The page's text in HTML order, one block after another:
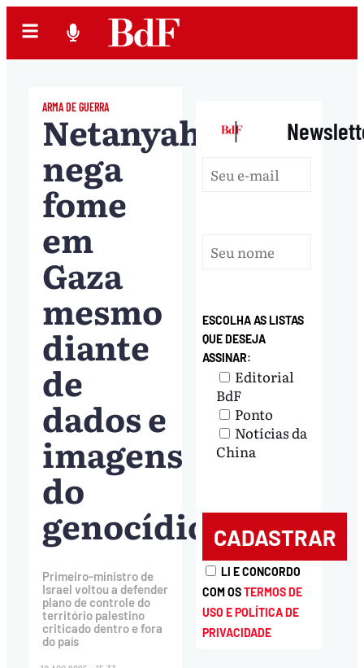
ARMA DE GUERRA
Netanyahu
nega
fome
em
Gaza
mesmo
diante
de
dados e
imagens
do
genocídio
Primeiro-ministro de
Israel voltou a defender
plano de controle do
território palestino
criticado dentro e fora
do país
|
ESCOLHA AS LISTAS
QUE DESEJA
ASSINAR:
Editorial
BdF
Ponto
Notícias da
China
LI E CONCORDO
COM OSTERMOS DE
USO E POLÍTICA DE
PRIVACIDADE